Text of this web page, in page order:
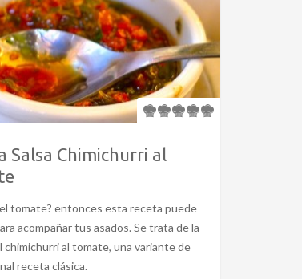
Salsa Chimichurri al
tomate? entonces esta receta puede
acompañar tus asados. Se trata de la
chimichurri al tomate, una variante de
receta clásica.